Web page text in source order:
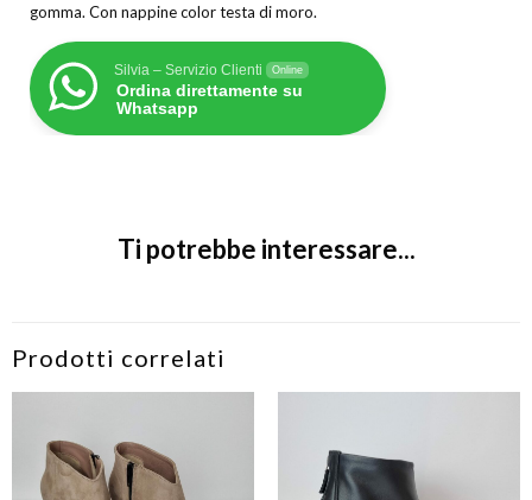
gomma. Con nappine color testa di moro.
Silvia – Servizio Clienti Online
Ordina direttamente su
Whatsapp
Ti potrebbe interessare...
Prodotti correlati